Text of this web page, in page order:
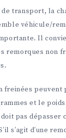
transport, la
véhicule/
Il
remorques non
freinées peuvent
et le
pas dépasser
s’agit d’une